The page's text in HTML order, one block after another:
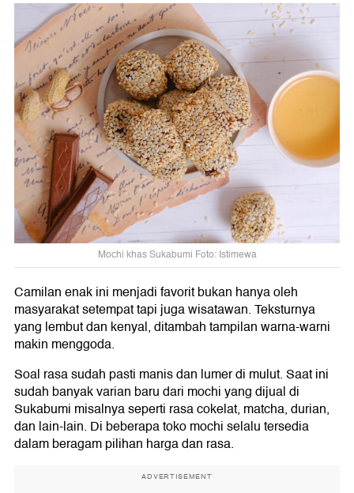
Mochi khas Sukabumi Foto: Istimewa
Camilan enak ini menjadi favorit bukan hanya oleh
masyarakat setempat tapi juga wisatawan. Teksturnya
yang lembut dan kenyal, ditambah tampilan warna-warni
makin menggoda.
Soal rasa sudah pasti manis dan lumer di mulut. Saat ini
sudah banyak varian baru dari mochi yang dijual di
Sukabumi misalnya seperti rasa cokelat, matcha, durian,
dan lain-lain. Di beberapa toko mochi selalu tersedia
dalam beragam pilihan harga dan rasa.
ADVERTISEMENT